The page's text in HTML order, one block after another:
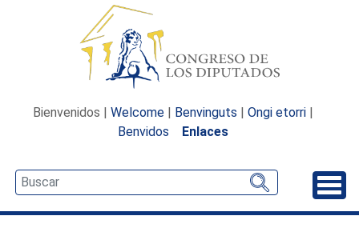
Bienvenidos | Welcome | Benvinguts | Ongi etorri |
Benvidos
Enlaces